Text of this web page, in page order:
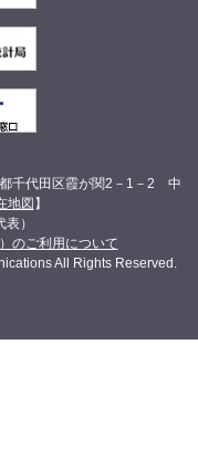
千代田区霞が関2－1－2 中
地図 】
）
のご利用について
All Rights Reserved.